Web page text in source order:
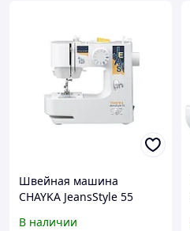
Швейная машина
CHAYKA JeansStyle 55
В наличии